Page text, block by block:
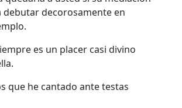
debutar decorosamente en
es un placer casi divino
que he cantado ante testas